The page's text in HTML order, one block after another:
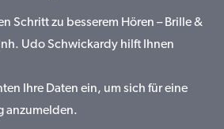
Schritt zu besserem Hören – Brille &
Udo Schwickardy hilft Ihnen
Ihre Daten ein, um sich für eine
anzumelden.